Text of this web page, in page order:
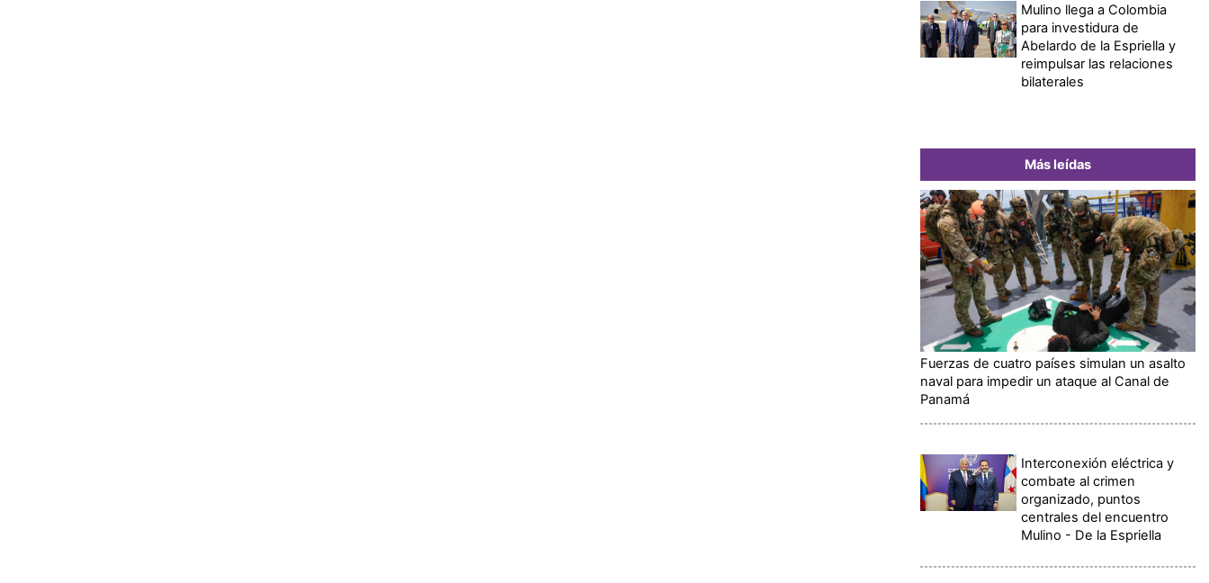
Mulino llega a Colombia
para investidura de
Abelardo de la Espriella y
reimpulsar las relaciones
bilaterales
Más leídas
Fuerzas de cuatro países simulan un asalto
naval para impedir un ataque al Canal de
Panamá
Interconexión eléctrica y
combate al crimen
organizado, puntos
centrales del encuentro
Mulino - De la Espriella